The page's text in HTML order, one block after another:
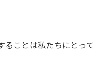
ることは私たちにとって